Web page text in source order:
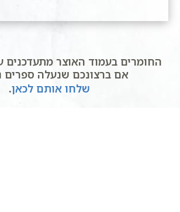
החומרים בעמוד האוצר מתעדכנים
אם ברצונכם שנעלה ספרים
שלחו אותם לכאן.